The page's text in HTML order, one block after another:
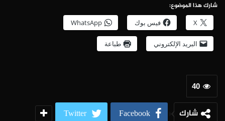
شارك هذا الموضوع:
X فيس بوك WhatsApp
البريد الإلكتروني طباعة
40
شارك Facebook
Twitter